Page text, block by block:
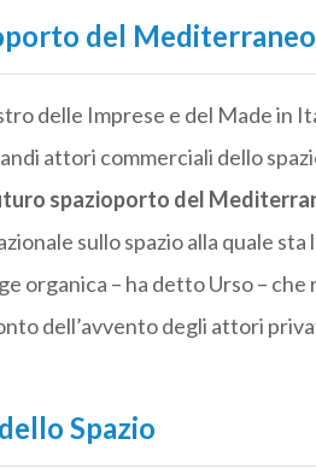
del
delle Imprese e del Made in
attori commerciali dello
spazioporto del
sullo spazio alla quale
organica – ha detto Urso –
dell’avvento degli attori
Spazio